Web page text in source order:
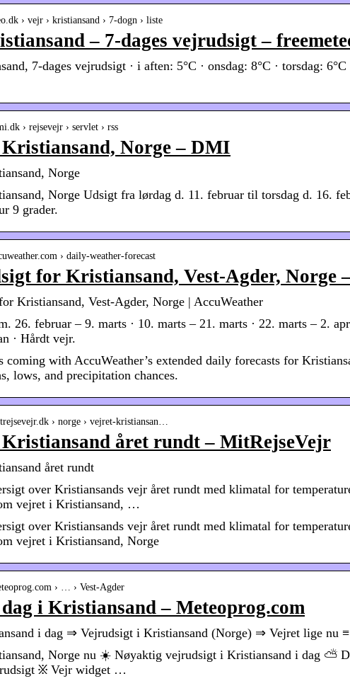
› vejr › kristiansand › 7-dogn › liste
– 7-dages vejrudsigt –
7-dages vejrudsigt · i aften: 5°C · onsdag: 8°C · torsdag:
› rejsevejr › servlet › rss
Norge – DMI
Norge
Norge Udsigt fra lørdag d. 11. februar til torsdag d. 16.
9 grader.
› daily-weather-forecast
for Kristiansand, Vest-Agder, Norge
Kristiansand, Vest-Agder, Norge | AccuWeather
26. februar – 9. marts · 10. marts – 21. marts · 22. marts – 2.
· Hårdt vejr.
coming with AccuWeather’s extended daily forecasts for
lows, and precipitation chances.
› norge › vejret-kristiansan…
året rundt – MitRejseVejr
året rundt
over Kristiansands vejr året rundt med klimatal for
vejret i Kristiansand, …
over Kristiansands vejr året rundt med klimatal for
vejret i Kristiansand, Norge
› … › Vest-Agder
i Kristiansand – Meteoprog.com
i dag ⇒ Vejrudsigt i Kristiansand (Norge) ⇒ Vejret lige nu
Norge nu ☀️ Nøyaktig vejrudsigt i Kristiansand i dag ⛅
፠ Vejr widget …